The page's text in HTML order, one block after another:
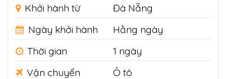
Khởi hành từ
Đà Nẵng
Ngày khởi hành
Hằng ngày
Thời gian
1 ngày
Vận chuyển
Ô tô